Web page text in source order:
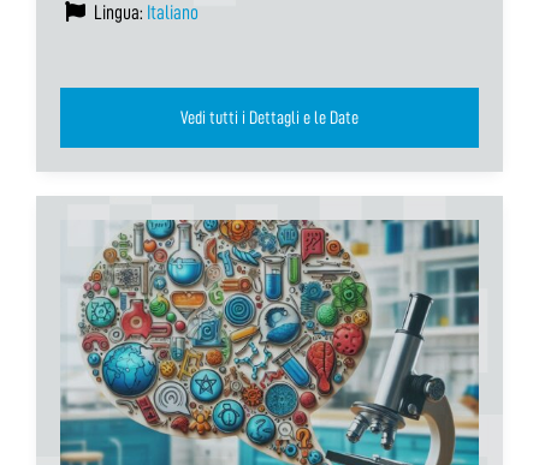
Lingua: Italiano
Vedi tutti i Dettagli e le Date